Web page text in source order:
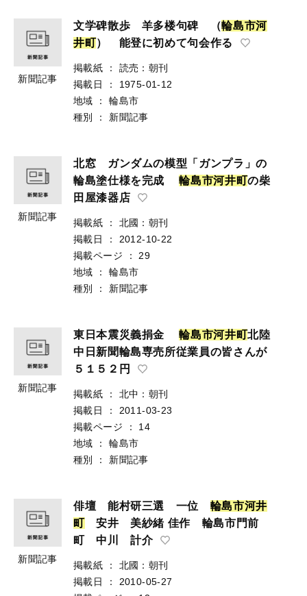
新聞記事
文学碑散歩 羊多楼句碑 （輪島市河
井町） 能登に初めて句会作る
掲載紙 ：
読売：朝刊
掲載日
：
1975-01-12
地域
：
輪島市
種別
： 新聞記事
新聞記事
北窓 ガンダムの模型「ガンプラ」の
輪島塗仕様を完成輪島市河井町の柴
田屋漆器店
掲載紙 ：
北國：朝刊
掲載日
：
2012-10-22
掲載ページ
：
29
地域
：
輪島市
種別
： 新聞記事
新聞記事
東日本震災義捐金輪島市河井町北陸
中日新聞輪島専売所従業員の皆さんが
５１５２円
掲載紙 ：
北中：朝刊
掲載日
：
2011-03-23
掲載ページ
：
14
地域
：
輪島市
種別
： 新聞記事
新聞記事
俳壇 能村研三選 一位 輪島市河井
町安井 美紗緒 佳作 輪島市門前
町 中川 計介
掲載紙 ：
北國：朝刊
掲載日
：
2010-05-27